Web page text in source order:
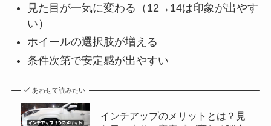
見た目が一気に変わる（12→14は印象が出やす
い）
ホイールの選択肢が増える
条件次第で安定感が出やすい
あわせて読みたい
インチアップのメリットとは？見